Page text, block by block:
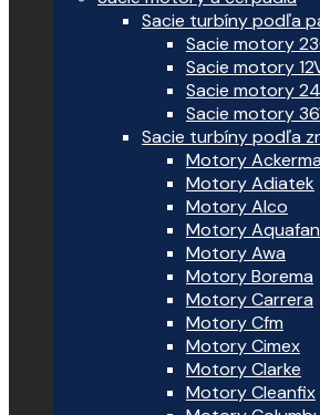
Sacie turbíny podľa
Sacie motory
Sacie motory
Sacie motory
Sacie motory
Sacie turbíny podľa
Motory
Motory Adiatek
Motory Alco
Motory
Motory Awa
Motory Borema
Motory Carrera
Motory Cfm
Motory Cimex
Motory Clarke
Motory Cleanfix